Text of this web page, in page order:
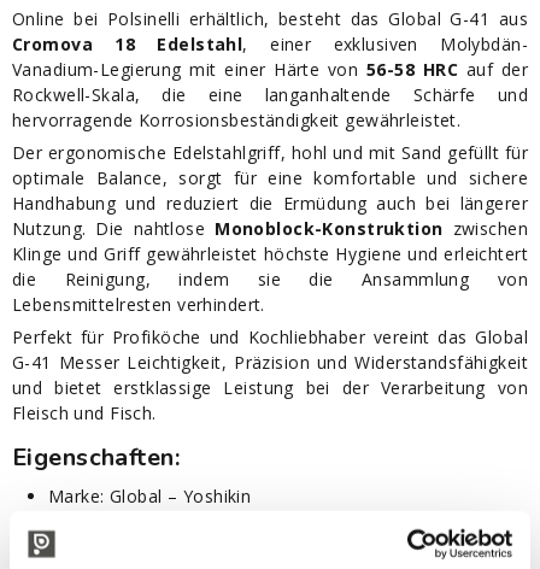
Online bei Polsinelli erhältlich, besteht das Global G-41 aus
Cromova 18 Edelstahl, einer exklusiven Molybdän-
Vanadium-Legierung mit einer Härte von 56-58 HRC auf der
Rockwell-Skala, die eine langanhaltende Schärfe und
hervorragende Korrosionsbeständigkeit gewährleistet.
Der ergonomische Edelstahlgriff, hohl und mit Sand gefüllt für
optimale Balance, sorgt für eine komfortable und sichere
Handhabung und reduziert die Ermüdung auch bei längerer
Nutzung. Die nahtlose Monoblock-Konstruktion zwischen
Klinge und Griff gewährleistet höchste Hygiene und erleichtert
die Reinigung, indem sie die Ansammlung von
Lebensmittelresten verhindert.
Perfekt für Profiköche und Kochliebhaber vereint das Global
G-41 Messer Leichtigkeit, Präzision und Widerstandsfähigkeit
und bietet erstklassige Leistung bei der Verarbeitung von
Fleisch und Fisch.
Eigenschaften:
Marke: Global – Yoshikin
Modell: G-41 (Schwedisches)